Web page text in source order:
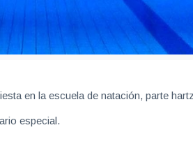
en la escuela de natación, parte
especial.